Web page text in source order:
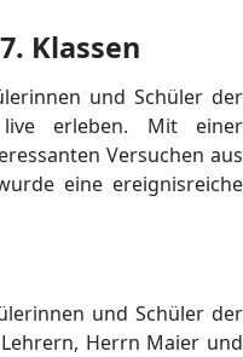
Klassen
und Schüler der
live erleben. Mit einer
Versuchen aus
eine ereignisreiche
und Schüler der
Herrn Maier und